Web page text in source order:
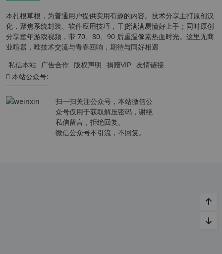
本扎根草根，为普通用户提供实用有趣的内容。技术分享主打原创汉
化，聚焦系统封装、软件应用技巧，干货满满易懂好上手；同时原创
分享童年游戏视频，带 70、80、90 后重温像素热血时光。这里无商
业喧嚣，唯技术交流与青春回响，期待与同好相遇
私信本站 广告合作 版权声明 捐赠VIP 友情链接
本站公众号:
扫一扫关注公众号，本站微信公
众号仅用于获取解压密码，谢绝
私信留言，拒绝回复。
微信公众号不引流，不回复。